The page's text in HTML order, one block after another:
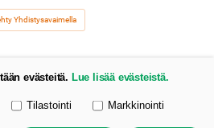
Yhdistysavaimella
evästeitä. Lue lisää evästeistä.
Tilastointi Markkinointi